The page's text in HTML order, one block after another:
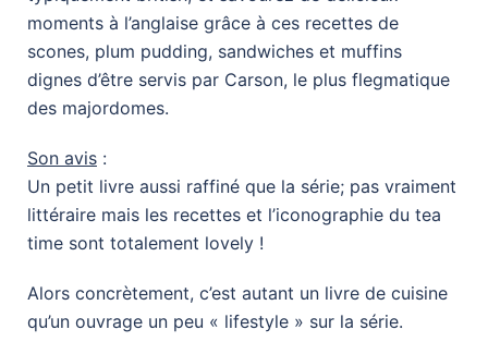
moments à l’anglaise grâce à ces recettes de
scones, plum pudding, sandwiches et muffins
dignes d’être servis par Carson, le plus flegmatique
des majordomes.
Son avis :
Un petit livre aussi raffiné que la série; pas vraiment
littéraire mais les recettes et l’iconographie du tea
time sont totalement lovely !
Alors concrètement, c’est autant un livre de cuisine
qu’un ouvrage un peu « lifestyle » sur la série.